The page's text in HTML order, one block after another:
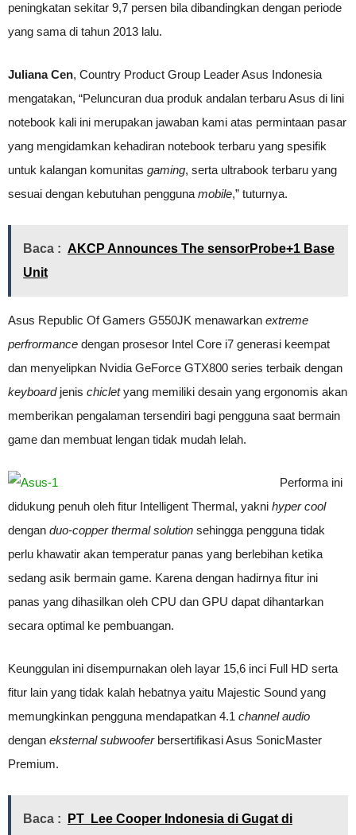
peningkatan sekitar 9,7 persen bila dibandingkan dengan periode
yang sama di tahun 2013 lalu.
Juliana Cen, Country Product Group Leader Asus Indonesia
mengatakan, “Peluncuran dua produk andalan terbaru Asus di lini
notebook kali ini merupakan jawaban kami atas permintaan pasar
yang mengidamkan kehadiran notebook terbaru yang spesifik
untuk kalangan komunitas gaming, serta ultrabook terbaru yang
sesuai dengan kebutuhan pengguna mobile,” tuturnya.
Baca : AKCP Announces The sensorProbe+1 Base
Unit
Asus Republic Of Gamers G550JK menawarkan extreme
perfrormance dengan prosesor Intel Core i7 generasi keempat
dan menyelipkan Nvidia GeForce GTX800 series terbaik dengan
keyboard jenis chicletyang memiliki desain yang ergonomis akan
memberikan pengalaman tersendiri bagi pengguna saat bermain
game dan membuat lengan tidak mudah lelah.
Performa ini
didukung penuh oleh fitur Intelligent Thermal, yakni hyper cool
dengan duo-copper thermal solution sehingga pengguna tidak
perlu khawatir akan temperatur panas yang berlebihan ketika
sedang asik bermain game. Karena dengan hadirnya fitur ini
panas yang dihasilkan oleh CPU dan GPU dapat dihantarkan
secara optimal ke pembuangan.
Keunggulan ini disempurnakan oleh layar 15,6 inci Full HD serta
fitur lain yang tidak kalah hebatnya yaitu Majestic Sound yang
memungkinkan pengguna mendapatkan 4.1 channel audio
dengan eksternal subwooferbersertifikasi Asus SonicMaster
Premium.
Baca :
PT Lee Cooper Indonesia di Gugat di